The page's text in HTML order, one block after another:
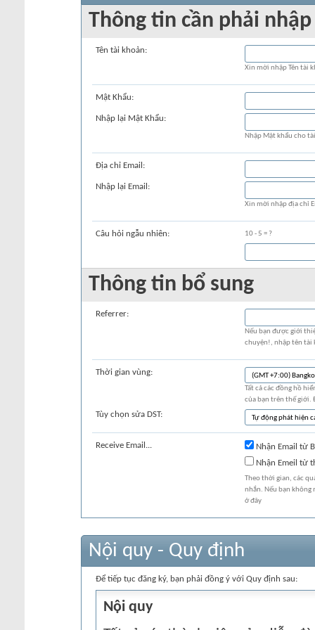
Thông tin cần phải nhập
Tên tài khoản:
Xin mời nhập Tên tài
Mật Khẩu:
Nhập lại Mật Khẩu:
Nhập Mật khẩu cho
Địa chỉ Email:
Nhập lại Email:
Xin mời nhập địa chỉ
Câu hỏi ngẫu nhiên: 10 - 5 = ?
Thông tin bổ sung
Referrer:
Nếu bạn được giới
chuyện!, nhập tên tài
Thời gian vùng:
Tất cả các đồng hồ
của bạn trên thế giới.
Tùy chọn sửa DST:
Receive Email...
Nhận Email từ
Nhận Emeil từ
Theo thời gian, các
nhắn. Nếu bạn
ở đây
Nội quy - Quy định
Để tiếp tục đăng ký, bạn phải đồng ý với Quy định sau:
Nội quy